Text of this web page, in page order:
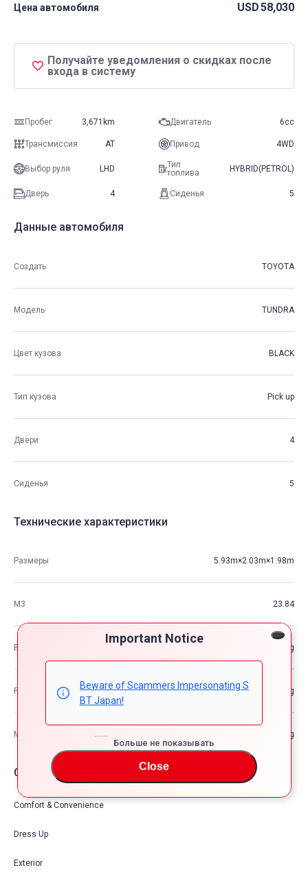
Important Notice
Beware of Scammers Impersonating S
BT Japan!
Больше не показывать
Close
Цена автомобиля USD58,030
Получайте уведомления о скидках после
входа в систему
Пробег 3,671km Двигатель 6cc
Трансмиссия AT Привод 4WD
Выбор руля LHD
Тип
топлива
HYBRID(PETROL)
Дверь 4 Сиденья 5
Данные автомобиля
Создать TOYOTA
Модель TUNDRA
Цвет кузова BLACK
Тип кузова Pick up
Двери 4
Сиденья 5
Технические характеристики
Размеры 5.93m×2.03m×1.98m
М3 23.84
Вес автомобиля —kg
Разрешенная максимальная масса транспортного средства —kg
Максимальная грузоподъемность —kg
Опции автомобия
Comfort & Convenience
Dress Up
Exterior